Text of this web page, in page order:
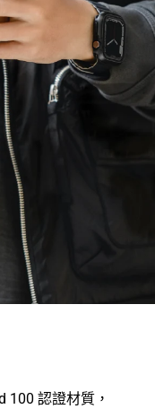
100 認證材質，